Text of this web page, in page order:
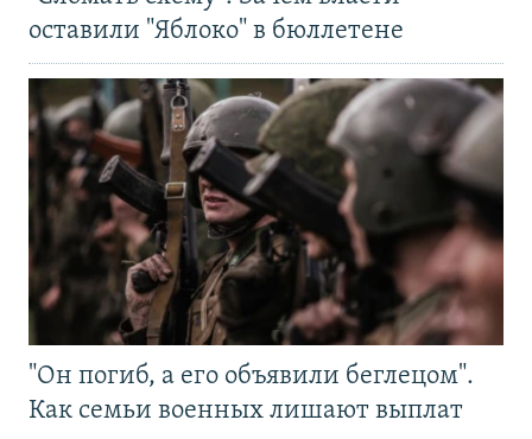
оставили "Яблоко" в бюллетене
"Он погиб, а его объявили беглецом".
Как семьи военных лишают выплат